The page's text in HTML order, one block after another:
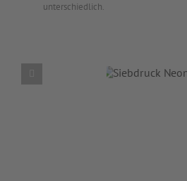
unterschiedlich.